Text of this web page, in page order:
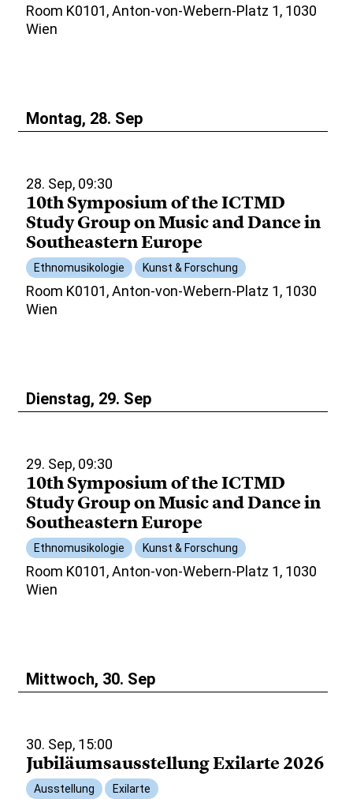
Room K0101, Anton-von-Webern-Platz 1, 1030
Wien
Montag, 28. Sep
28. Sep, 09:30
10th Symposium of the ICTMD
Study Group on Music and Dance in
Southeastern Europe
Ethnomusikologie Kunst & Forschung
Room K0101, Anton-von-Webern-Platz 1, 1030
Wien
Dienstag, 29. Sep
29. Sep, 09:30
10th Symposium of the ICTMD
Study Group on Music and Dance in
Southeastern Europe
Ethnomusikologie Kunst & Forschung
Room K0101, Anton-von-Webern-Platz 1, 1030
Wien
Mittwoch, 30. Sep
30. Sep, 15:00
Jubiläumsausstellung Exilarte 2026
Ausstellung Exilarte